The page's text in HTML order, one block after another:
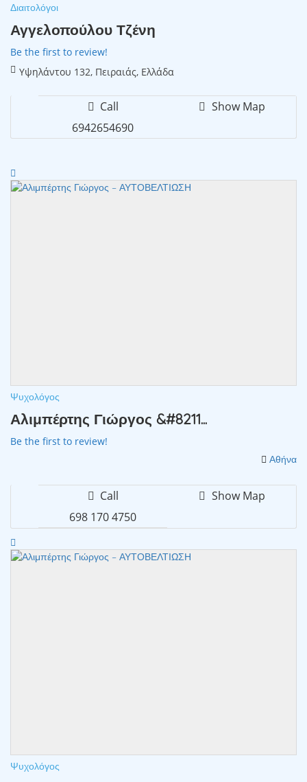
Διαιτολόγοι
Αγγελοπούλου Τζένη
Be the first to review!
Υψηλάντου 132, Πειραιάς, Ελλάδα
Call
6942654690
Show Map
Ψυχολόγος
Αλιμπέρτης Γιώργος &#8211...
Be the first to review!
Αθήνα
Call
698 170 4750
Show Map
Ψυχολόγος